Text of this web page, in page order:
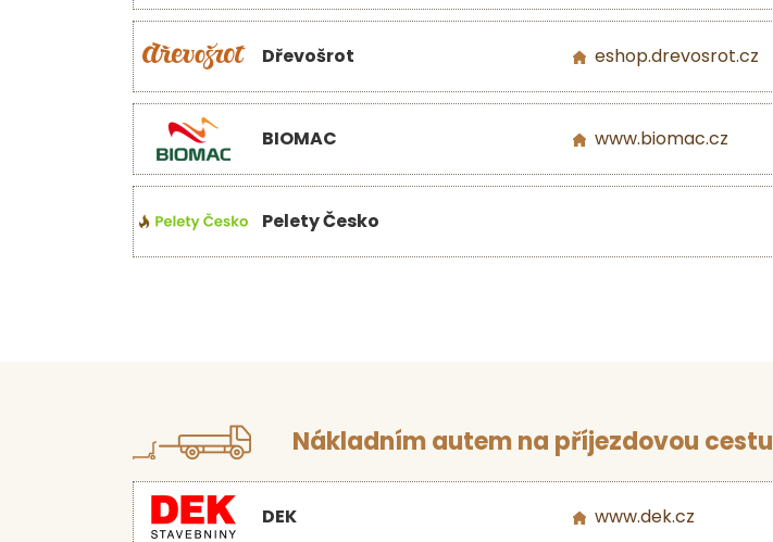
Dřevošrot eshop.drevosrot.cz
BIOMAC www.biomac.cz
Pelety Česko
Nákladním autem na příjezdovou cestu
DEK www.dek.cz